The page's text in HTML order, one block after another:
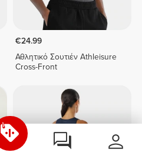
€24.99
Αθλητικό Σουτιέν Athleisure
Cross-Front